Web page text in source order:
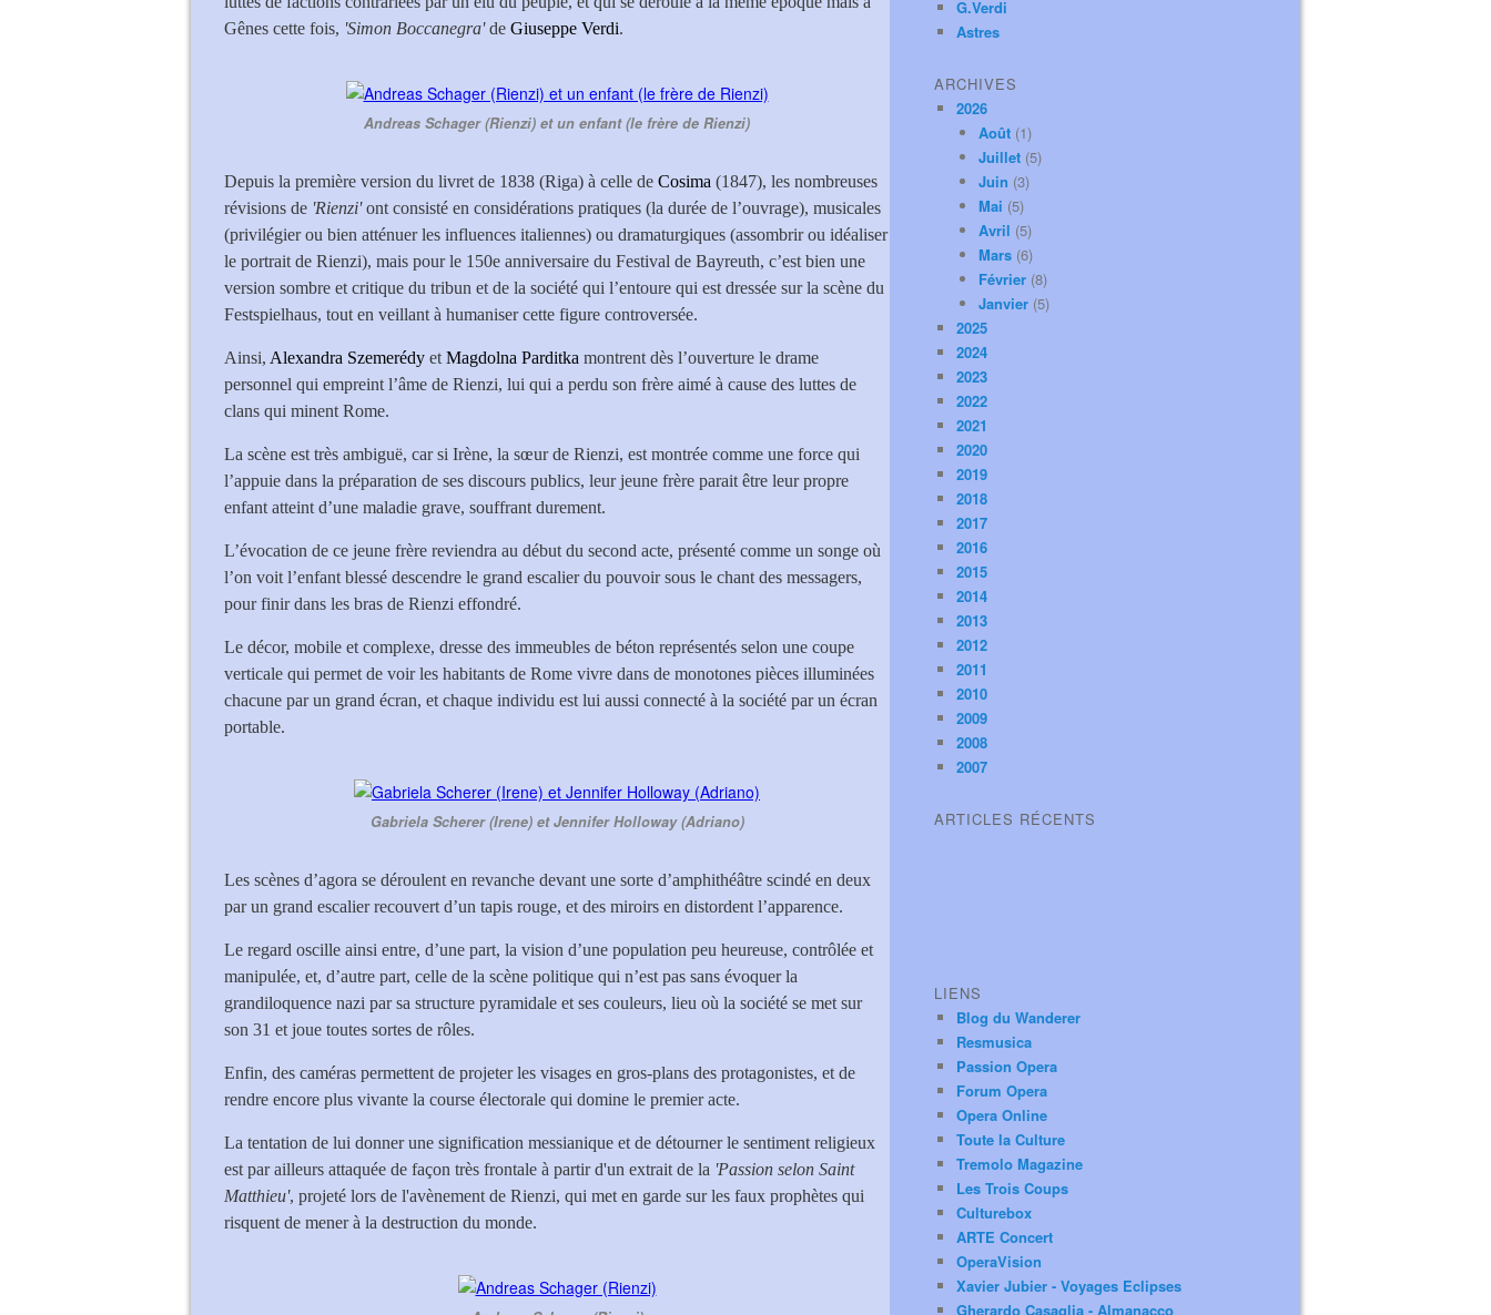
Gênes cette fois, 'Simon Boccanegra'de Giuseppe Verdi.
Andreas Schager (Rienzi) et un enfant (le frère de Rienzi)
Depuis la première version du livret de 1838 (Riga) à celle de Cosima (1847), les nombreuses
révisions de 'Rienzi'ont consisté en considérations pratiques (la durée de l’ouvrage), musicales
(privilégier ou bien atténuer les influences italiennes) ou dramaturgiques (assombrir ou idéaliser
le portrait de Rienzi), mais pour le 150e anniversaire du Festival de Bayreuth, c’est bien une
version sombre et critique du tribun et de la société qui l’entoure qui est dressée sur la scène du
Festspielhaus, tout en veillant à humaniser cette figure controversée.
Ainsi, Alexandra Szemerédy et Magdolna Parditka montrent dès l’ouverture le drame
personnel qui empreint l’âme de Rienzi, lui qui a perdu son frère aimé à cause des luttes de
clans qui minent Rome.
La scène est très ambiguë, car si Irène, la sœur de Rienzi, est montrée comme une force qui
l’appuie dans la préparation de ses discours publics, leur jeune frère parait être leur propre
enfant atteint d’une maladie grave, souffrant durement.
L’évocation de ce jeune frère reviendra au début du second acte, présenté comme un songe où
l’on voit l’enfant blessé descendre le grand escalier du pouvoir sous le chant des messagers,
pour finir dans les bras de Rienzi effondré.
Le décor, mobile et complexe, dresse des immeubles de béton représentés selon une coupe
verticale qui permet de voir les habitants de Rome vivre dans de monotones pièces illuminées
chacune par un grand écran, et chaque individu est lui aussi connecté à la société par un écran
portable.
Gabriela Scherer (Irene) et Jennifer Holloway (Adriano)
Les scènes d’agora se déroulent en revanche devant une sorte d’amphithéâtre scindé en deux
par un grand escalier recouvert d’un tapis rouge, et des miroirs en distordent l’apparence.
Le regard oscille ainsi entre, d’une part, la vision d’une population peu heureuse, contrôlée et
manipulée, et, d’autre part, celle de la scène politique qui n’est pas sans évoquer la
grandiloquence nazi par sa structure pyramidale et ses couleurs, lieu où la société se met sur
son 31 et joue toutes sortes de rôles.
Enfin, des caméras permettent de projeter les visages en gros-plans des protagonistes, et de
rendre encore plus vivante la course électorale qui domine le premier acte.
La tentation de lui donner une signification messianique et de détourner le sentiment religieux
est par ailleurs attaquée de façon très frontale à partir d'un extrait de la 'Passion selon Saint
Matthieu', projeté lors de l'avènement de Rienzi, qui met en garde sur les faux prophètes qui
risquent de mener à la destruction du monde.
G.Verdi
Astres
ARCHIVES
2026
Août (1)
Juillet (5)
Juin (3)
Mai (5)
Avril (5)
Mars (6)
Février (8)
Janvier (5)
2025
2024
2023
2022
2021
2020
2019
2018
2017
2016
2015
2014
2013
2012
2011
2010
2009
2008
2007
ARTICLES RÉCENTS
LIENS
Blog du Wanderer
Resmusica
Passion Opera
Forum Opera
Opera Online
Toute la Culture
Tremolo Magazine
Les Trois Coups
Culturebox
ARTE Concert
OperaVision
Xavier Jubier - Voyages Eclipses
Gherardo Casaglia - Almanacco